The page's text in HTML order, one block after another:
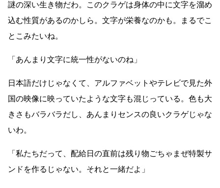
謎の深い生き物だわ。このクラゲは身体の中に文字を溜め
込む性質があるのかしら。文字が栄養なのかも。まるでこ
とこみたいね。
「あんまり文字に統一性がないのね」
日本語だけじゃなくて、アルファベットやテレビで見た外
国の映像に映っていたような文字も混じっている。色も大
きさもバラバラだし、あんまりセンスの良いクラゲじゃな
いわ。
「私たちだって、配給日の直前は残り物ごちゃまぜ特製サ
ンドを作るじゃない。それと一緒だよ」